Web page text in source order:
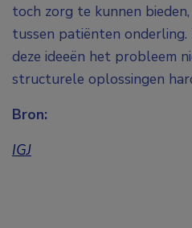
toch zorg te kunnen
tussen patiënten
deze ideeën het probleem
structurele oplossingen
Bron:
IGJ